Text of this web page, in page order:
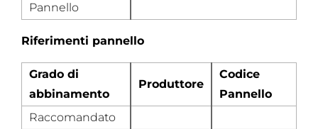
Pannello
Riferimenti pannello
Grado di
abbinamento
Produttore
Codice
Pannello
Raccomandato